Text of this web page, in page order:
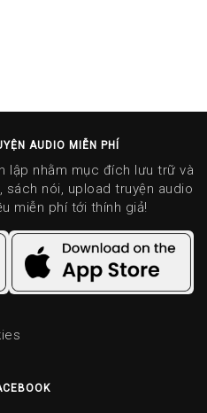
AUDIO MIỄN PHÍ
lập nhằm mục đích lưu trữ và
nói, upload truyện audio
miễn phí tới thính giả!